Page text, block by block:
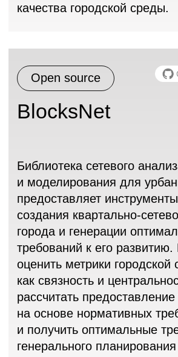
задач урбанистики, связанных с оценкой
и планированием развития городской
информационной модели города.
Позволяет рассчитывать оценки
состояния городской среды по критериям
обслуживающих инфраструктур,
территорий.
Инструментальная среда для создания
и анализа публичных рекомендательных
сервисов. Предназначена для быстрого
прототипирования, разработки
SMILE.RS
Commercial
Каталог решений в области
искусственного интеллекта